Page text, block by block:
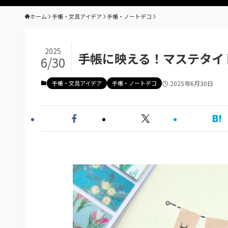
ホーム 手帳・文具アイデア 手帳・ノートデコ
手帳に映える！マステタ
2025
6/30
手帳・文具アイデア 手帳・ノートデコ 2025年6月30日